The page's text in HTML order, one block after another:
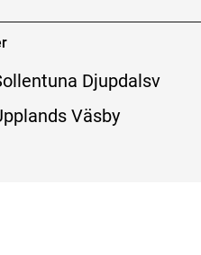
Djupdalsv
Väsby